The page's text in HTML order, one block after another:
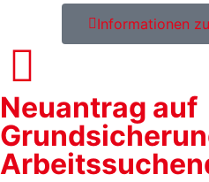
Informationen
Neuantrag auf